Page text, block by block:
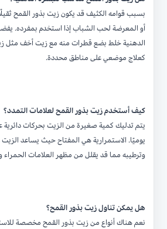
بسبب قوامه الكثيف قد يكون زيت بذور القمح
أو المعرضة لحب الشباب إذا استخدم بمفرده.
الدهنية خلط بضع قطرات منه مع زيت أخف مثل
كعلاج موضعي على مناطق محددة.
كيف أستخدم زيت بذور القمح لعلامات التمدد؟
يتم تدليك كمية صغيرة من الزيت بحركات دائرية
يوميًا. الاستمرارية هي المفتاح حيث يساعد
وترطيبه مما قد يقلل من مظهر العلامات
هل يمكن تناول زيت بذور القمح؟
نعم هناك أنواع من زيت بذور القمح مخصصة